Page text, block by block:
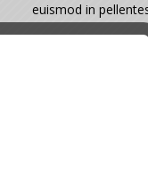
euismod in
Lorem ipsum
Ridens aliquid
graece, vim ut
Blocksy: Contact